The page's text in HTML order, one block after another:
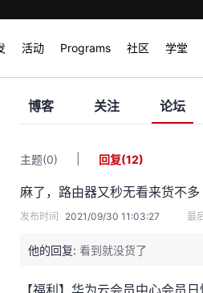
活动 Programs 社区 学堂
博客 关注 论坛
主题(0) 回复(12)
麻了，路由器又秒无看来货不多
发布时间 2021/09/30 11:03:27 最
他的回复: 看到就没货了
【福利】华为云会员中心会员